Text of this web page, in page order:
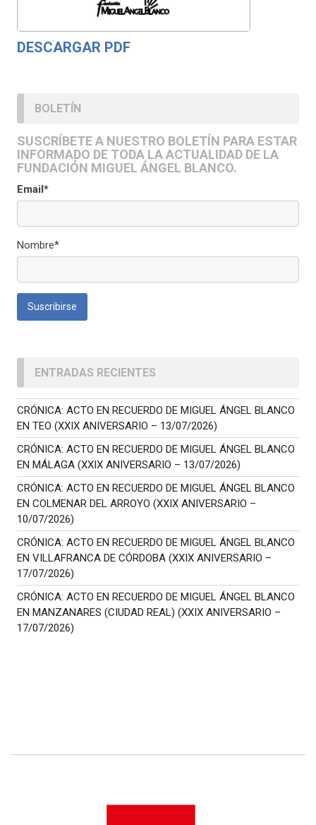
DESCARGAR PDF
BOLETÍN
SUSCRÍBETE A NUESTRO BOLETÍN PARA ESTAR
INFORMADO DE TODA LA ACTUALIDAD DE LA
FUNDACIÓN MIGUEL ÁNGEL BLANCO.
Email*
Nombre*
ENTRADAS RECIENTES
CRÓNICA: ACTO EN RECUERDO DE MIGUEL ÁNGEL BLANCO
EN TEO (XXIX ANIVERSARIO – 13/07/2026)
CRÓNICA: ACTO EN RECUERDO DE MIGUEL ÁNGEL BLANCO
EN MÁLAGA (XXIX ANIVERSARIO – 13/07/2026)
CRÓNICA: ACTO EN RECUERDO DE MIGUEL ÁNGEL BLANCO
EN COLMENAR DEL ARROYO (XXIX ANIVERSARIO –
10/07/2026)
CRÓNICA: ACTO EN RECUERDO DE MIGUEL ÁNGEL BLANCO
EN VILLAFRANCA DE CÓRDOBA (XXIX ANIVERSARIO –
17/07/2026)
CRÓNICA: ACTO EN RECUERDO DE MIGUEL ÁNGEL BLANCO
EN MANZANARES (CIUDAD REAL) (XXIX ANIVERSARIO –
17/07/2026)